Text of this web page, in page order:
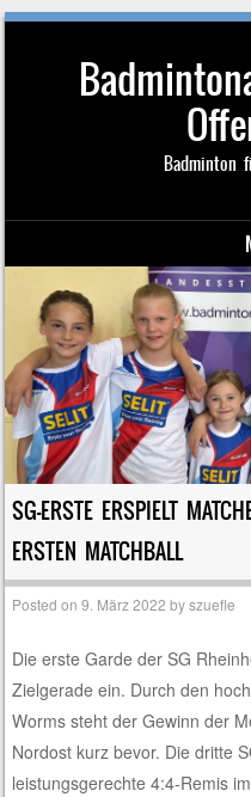
Badminton
SG-ERSTE ERSPIELT
ERSTEN MATCHBALL
Posted on9. März 2022 byszuefle
Die erste Garde der SG
Zielgerade ein. Durch den
Worms steht der Gewinn der
Nordost kurz bevor. Die dritte
leistungsgerechte 4:4-Remis